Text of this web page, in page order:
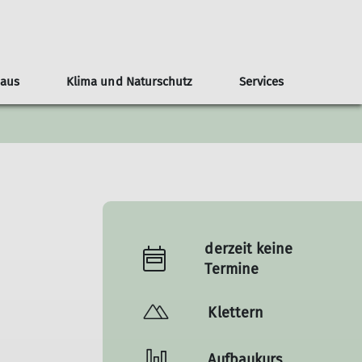
Tourenberichte Kontakt
Veranstaltungen Anfahrt
Reservierung Bilder
Klima und Naturschutz
Naturschutz
Services
Nützliche Links
derzeit keine
Termine
Klettern